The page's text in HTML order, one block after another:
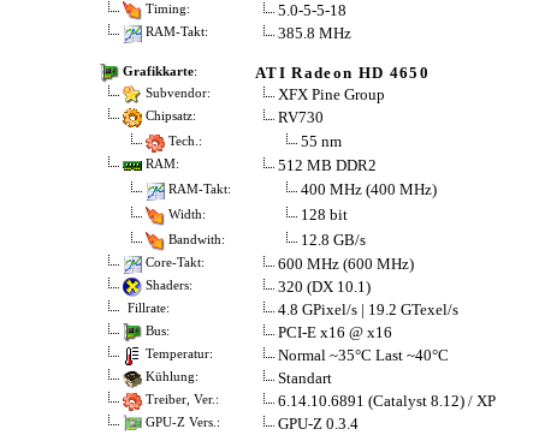
Timing: 5.0-5-5-18
RAM-Takt: 385.8 MHz
Grafikkarte: ATI Radeon HD 4650
Subvendor: XFX Pine Group
Chipsatz: RV730
Tech.: 55 nm
RAM: 512 MB DDR2
RAM-Takt: 400 MHz (400 MHz)
Width: 128 bit
Bandwith: 12.8 GB/s
Core-Takt: 600 MHz (600 MHz)
Shaders: 320 (DX 10.1)
Fillrate: 4.8 GPixel/s | 19.2 GTexel/s
Bus: PCI-E x16 @ x16
Temperatur: Normal ~35°C Last ~40°C
Kühlung: Standart
Treiber, Ver.: 6.14.10.6891 (Catalyst 8.12) / XP
GPU-Z Vers.: GPU-Z 0.3.4